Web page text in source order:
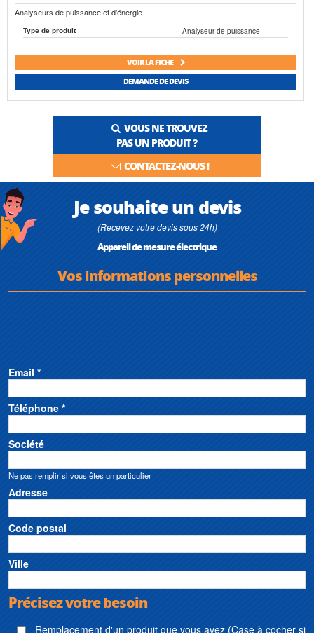
Analyseurs de puissance et d'énergie
Type de produit Analyseur de puissance
VOIR LA FICHE
DEMANDE DE DEVIS
VOUS NE TROUVEZ
PAS UN PRODUIT ?
CONTACTEZ-NOUS !
Je souhaite un devis
(Recevez votre devis sous 24h)
Appareil de mesure électrique
Vos informations personnelles
Email *
Téléphone *
Société
Ne pas remplir si vous êtes un particulier
Adresse
Code postal
Ville
Précisez votre besoin
Remplacement d'un produit que vous avez (Case à cocher si